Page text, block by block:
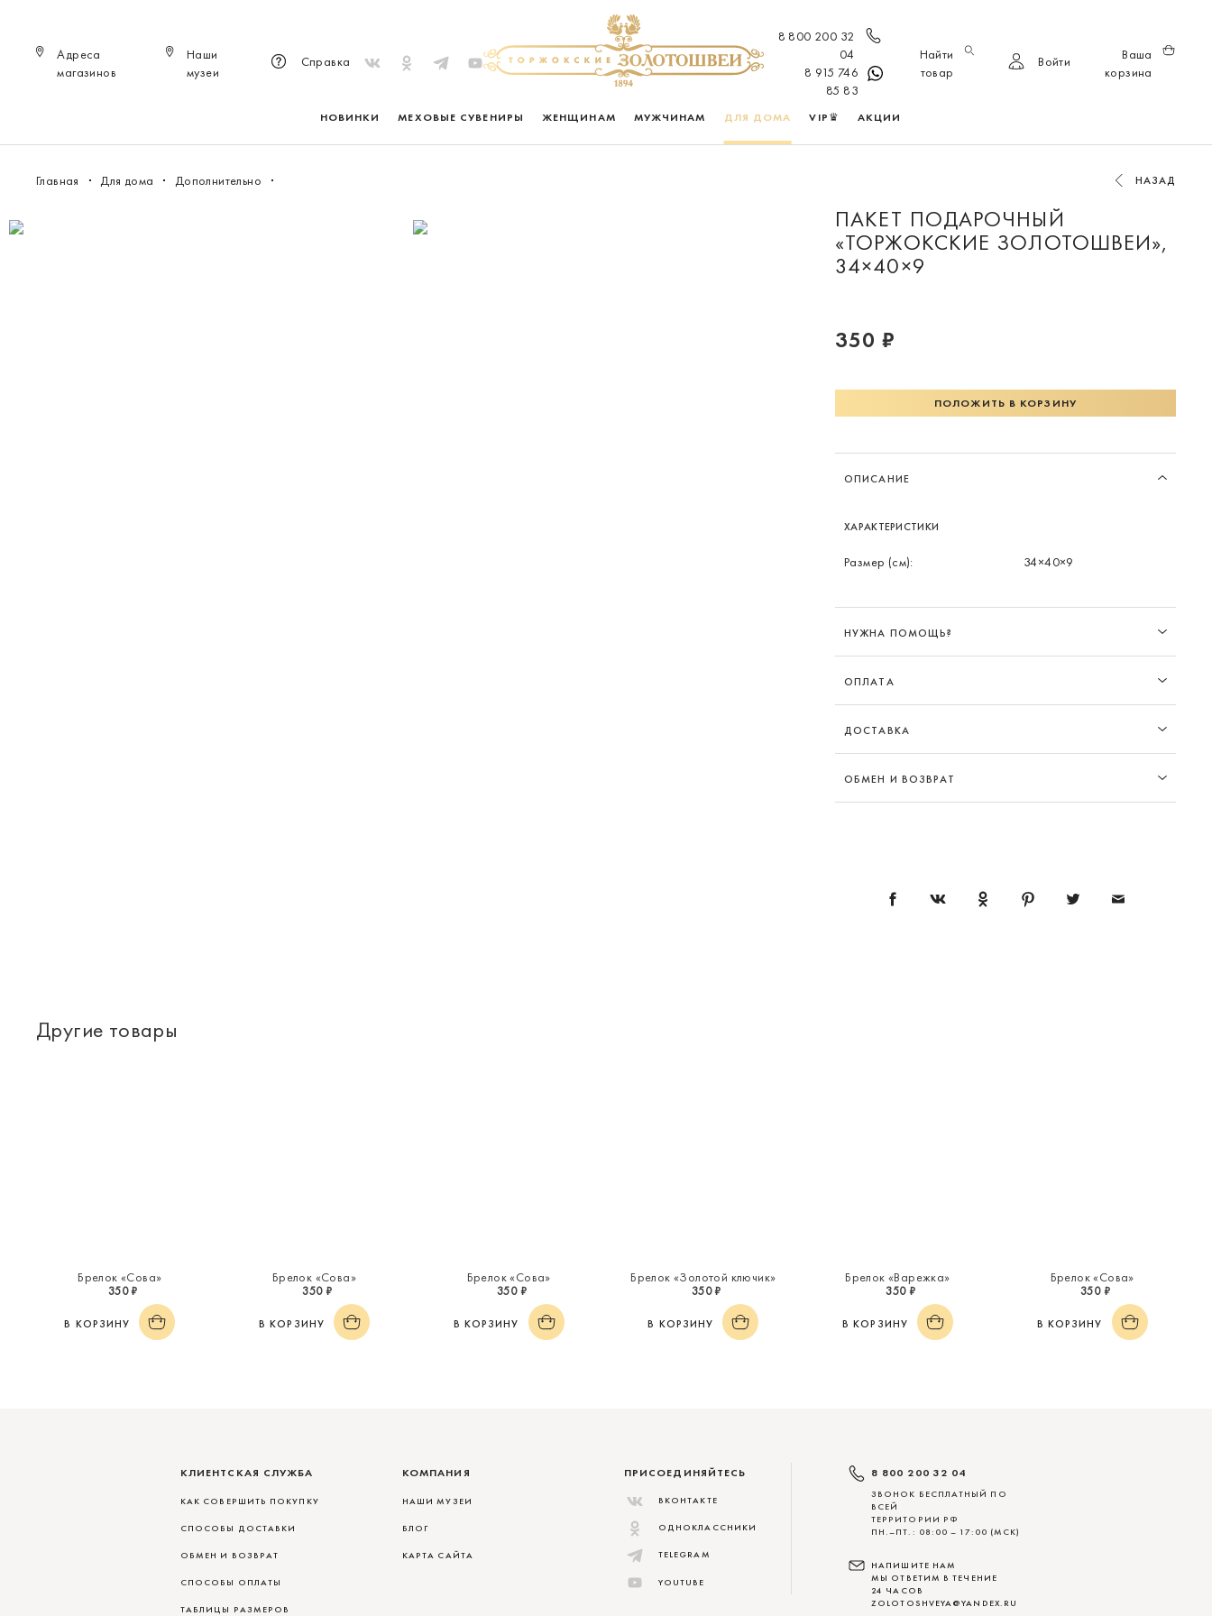
Адреса
магазинов
Наши
музеи
Справка
8 800 200 32
04
8 915 746
85 83
Найти
товар
Войти
Ваша
корзина
НОВИНКИ МЕХОВЫЕ СУВЕНИРЫ ЖЕНЩИНАМ МУЖЧИНАМ ДЛЯ ДОМА VIP♛ АКЦИИ
Главная Для дома Дополнительно НАЗАД
ПАКЕТ ПОДАРОЧНЫЙ
«ТОРЖОКСКИЕ ЗОЛОТОШВЕИ»,
34×40×9
350 ₽
ПОЛОЖИТЬ В КОРЗИНУ
ОПИСАНИЕ
ХАРАКТЕРИСТИКИ
Размер (см): 34×40×9
НУЖНА ПОМОЩЬ?
ОПЛАТА
ДОСТАВКА
ОБМЕН И ВОЗВРАТ
Другие товары
Брелок «Сова»
350 ₽
В КОРЗИНУ
Брелок «Сова»
350 ₽
В КОРЗИНУ
Брелок «Сова»
350 ₽
В КОРЗИНУ
Брелок «Золотой ключик»
350 ₽
В КОРЗИНУ
Брелок «Варежка»
350 ₽
В КОРЗИНУ
Брелок «Сова»
350 ₽
В КОРЗИНУ
ПРИСОЕДИНЯЙТЕСЬ
ВКОНТАКТЕ
ОДНОКЛАССНИКИ
TELEGRAM
YOUTUBE
8 800 200 32 04
ЗВОНОК БЕСПЛАТНЫЙ ПО
ВСЕЙ
ТЕРРИТОРИИ РФ
ПН.–ПТ.: 08:00 – 17:00 (МСК)
НАПИШИТЕ НАМ
МЫ ОТВЕТИМ В ТЕЧЕНИЕ
24 ЧАСОВ
ZOLOTOSHVEYA@YANDEX.RU
КЛИЕНТСКАЯ СЛУЖБА
КАК СОВЕРШИТЬ ПОКУПКУ
СПОСОБЫ ДОСТАВКИ
ОБМЕН И ВОЗВРАТ
СПОСОБЫ ОПЛАТЫ
ТАБЛИЦЫ РАЗМЕРОВ
КОМПАНИЯ
НАШИ МУЗЕИ
БЛОГ
КАРТА САЙТА